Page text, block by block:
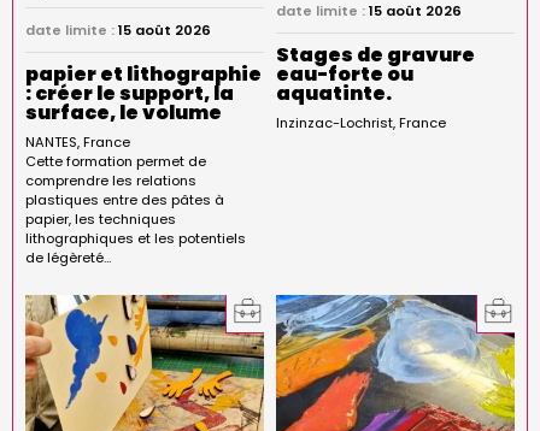
date limite :15 août 2026
papier et lithographie
: créer le support, la
surface, le volume
NANTES France
Cette formation permet de
comprendre les relations
plastiques entre des pâtes à
papier, les techniques
lithographiques et les potentiels
de légèreté…
date limite :15 août 2026
Stages de gravure
eau-forte ou
aquatinte.
Inzinzac-Lochrist France